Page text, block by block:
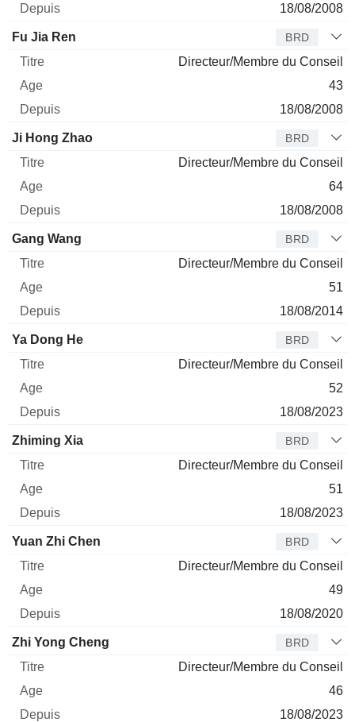
18/08/2008
Fu Jia Ren BRD
Directeur/Membre du Conseil
43
18/08/2008
Ji Hong Zhao BRD
Directeur/Membre du Conseil
64
18/08/2008
Gang Wang BRD
Directeur/Membre du Conseil
51
18/08/2014
Ya Dong He BRD
Directeur/Membre du Conseil
52
18/08/2023
Zhiming Xia BRD
Directeur/Membre du Conseil
51
18/08/2023
Yuan Zhi Chen BRD
Directeur/Membre du Conseil
49
18/08/2020
Zhi Yong Cheng BRD
Directeur/Membre du Conseil
46
18/08/2023